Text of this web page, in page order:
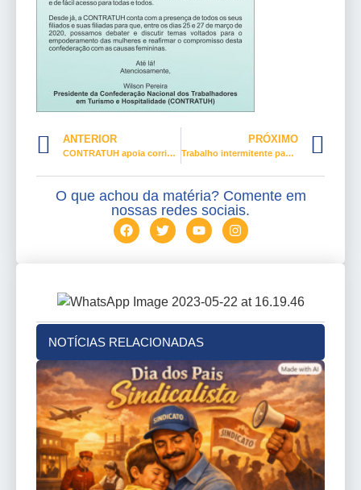
ANTERIOR
CONTRATUH apoia corrida contra o feminicídio
PRÓXIMO
Trabalho intermitente paga menos que o salário mínimo para o trabalhador
O que achou da matéria? Comente em
nossas redes sociais.
NOTÍCIAS RELACIONADAS